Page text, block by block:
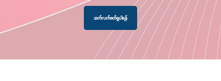
ဆက်လက်ဖတ်ရှုပါရန်